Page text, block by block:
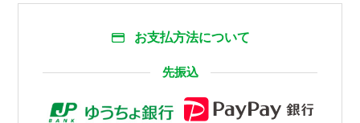
お支払方法について
先振込